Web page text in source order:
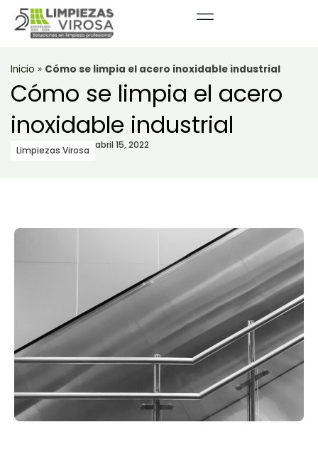
Inicio » Cómo se limpia el acero inoxidable industrial
Cómo se limpia el acero
inoxidable industrial
Limpiezas Virosa abril 15, 2022